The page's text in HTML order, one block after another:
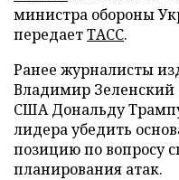
министра обороны
передаетТАСС.
Ранее журналисты
Владимир Зеленский
США Дональду
лидера убедить
позицию по вопросу
планирования атак.